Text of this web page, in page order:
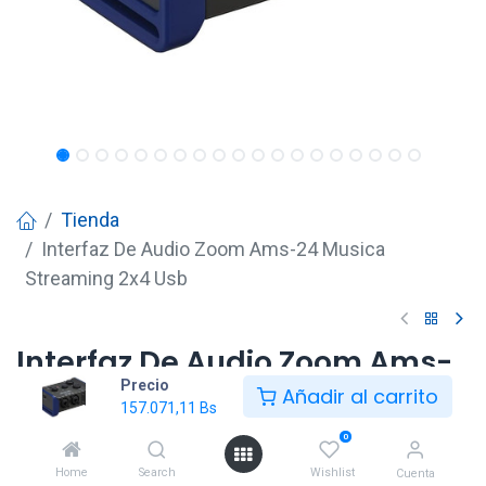
Precio
157.071,11 Bs Añadir al carrito
Home Search
0
Wishlist Cuenta
Tienda
Interfaz De Audio Zoom Ams-24 Musica
Streaming 2x4 Usb
Interfaz De Audio Zoom Ams-
24 Musica Streaming 2x4 Usb
157.071,11 Bs